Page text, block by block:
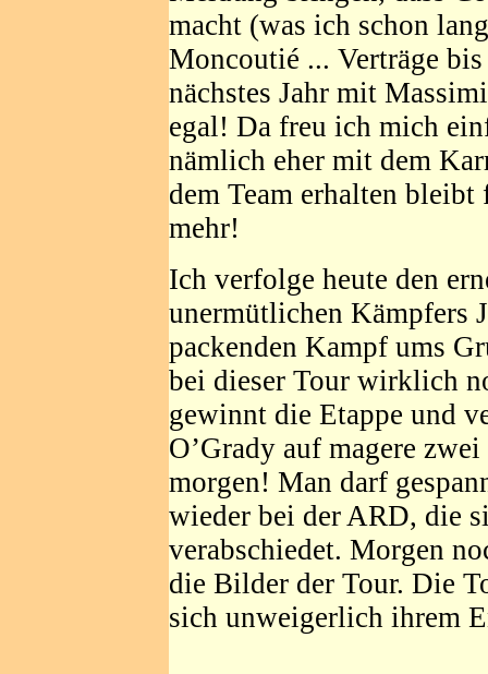
macht (was ich schon
Moncoutié ... Verträge
nächstes Jahr mit
egal! Da freu ich mich
nämlich eher mit dem
dem Team erhalten
mehr!
Ich verfolge heute den
unermütlichen Kämpfers
packenden Kampf ums
bei dieser Tour wirklich
gewinnt die Etappe und
O’Grady auf magere
morgen! Man darf
wieder bei der ARD, die
verabschiedet. Morgen
die Bilder der Tour. Die
sich unweigerlich ihrem